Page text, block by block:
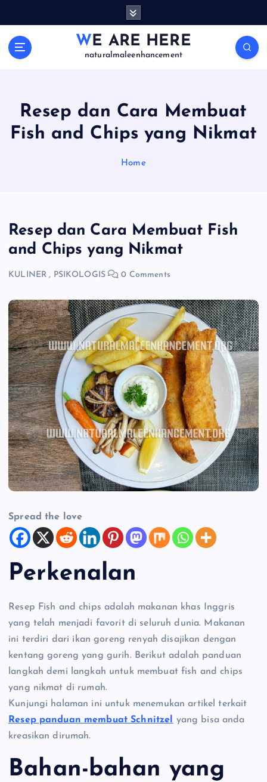
WE ARE HERE
naturalmaleenhancement
Resep dan Cara Membuat
Fish and Chips yang Nikmat
Home
Resep dan Cara Membuat Fish
and Chips yang Nikmat
KULINER , PSIKOLOGIS 0 Comments
Spread the love
Perkenalan
Resep Fish and chips adalah makanan khas Inggris
yang telah menjadi favorit di seluruh dunia. Makanan
ini terdiri dari ikan goreng renyah disajikan dengan
kentang goreng yang gurih. Berikut adalah panduan
langkah demi langkah untuk membuat fish and chips
yang nikmat di rumah.
Kunjungi halaman ini untuk menemukan artikel terkait
Resep panduan membuat Schnitzel
yang bisa anda
kreasikan dirumah.
Bahan-bahan yang